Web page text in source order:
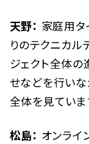
天野： 家庭用タ
りのテクニカル
ジェクト全体
せなどを行い
全体を見ていま
松島： オンライ